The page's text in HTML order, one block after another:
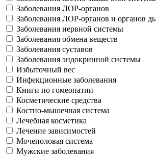
Заболевания ЛОР-органов
Заболевания ЛОР-органов и органов
Заболевания нервной системы
Заболевания обмена веществ
Заболевания суставов
Заболевания эндокринной системы
Избыточный вес
Инфекционные заболевания
Книги по гомеопатии
Косметические средства
Костно-мышечная система
Лечебная косметика
Лечение зависимостей
Мочеполовая система
Мужские заболевания